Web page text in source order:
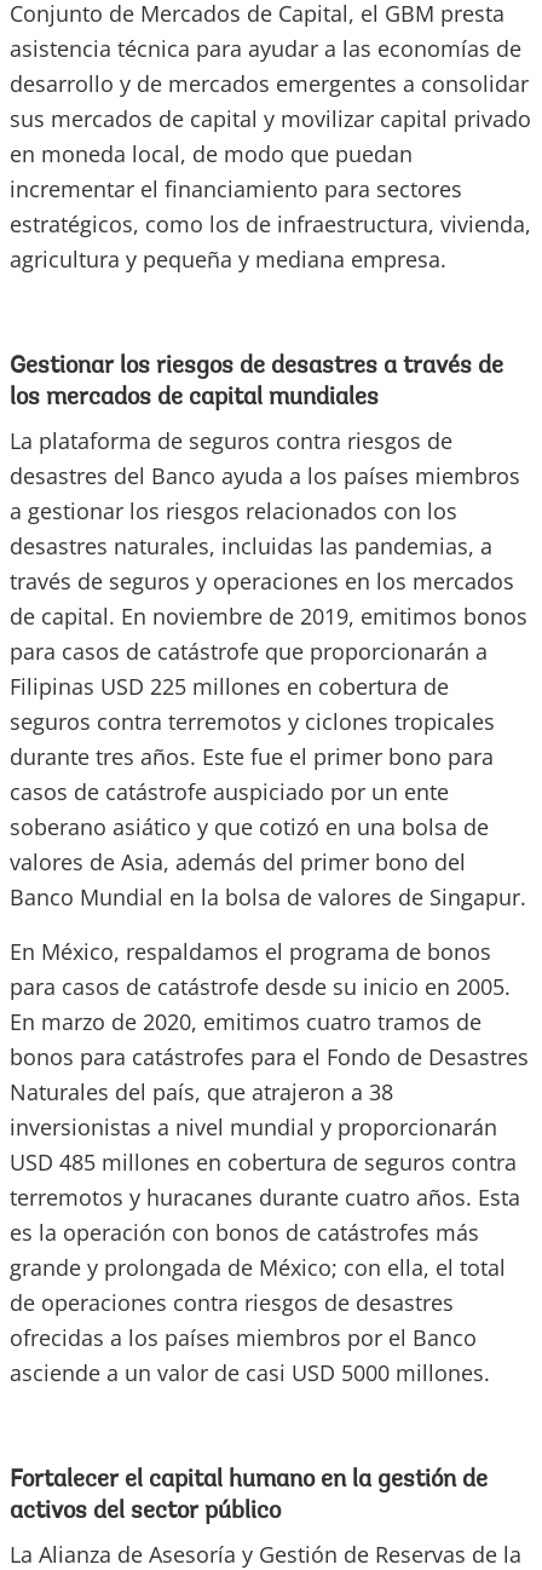
Conjunto de Mercados de Capital, el GBM presta
asistencia técnica para ayudar a las economías de
desarrollo y de mercados emergentes a consolidar
sus mercados de capital y movilizar capital privado
en moneda local, de modo que puedan
incrementar el financiamiento para sectores
estratégicos, como los de infraestructura, vivienda,
agricultura y pequeña y mediana empresa.
Gestionar los riesgos de desastres a través de
los mercados de capital mundiales
La plataforma de seguros contra riesgos de
desastres del Banco ayuda a los países miembros
a gestionar los riesgos relacionados con los
desastres naturales, incluidas las pandemias, a
través de seguros y operaciones en los mercados
de capital. En noviembre de 2019, emitimos bonos
para casos de catástrofe que proporcionarán a
Filipinas USD 225 millones en cobertura de
seguros contra terremotos y ciclones tropicales
durante tres años. Este fue el primer bono para
casos de catástrofe auspiciado por un ente
soberano asiático y que cotizó en una bolsa de
valores de Asia, además del primer bono del
Banco Mundial en la bolsa de valores de Singapur.
En México, respaldamos el programa de bonos
para casos de catástrofe desde su inicio en 2005.
En marzo de 2020, emitimos cuatro tramos de
bonos para catástrofes para el Fondo de Desastres
Naturales del país, que atrajeron a 38
inversionistas a nivel mundial y proporcionarán
USD 485 millones en cobertura de seguros contra
terremotos y huracanes durante cuatro años. Esta
es la operación con bonos de catástrofes más
grande y prolongada de México; con ella, el total
de operaciones contra riesgos de desastres
ofrecidas a los países miembros por el Banco
asciende a un valor de casi USD 5000 millones.
Fortalecer el capital humano en la gestión de
activos del sector público
La Alianza de Asesoría y Gestión de Reservas de la